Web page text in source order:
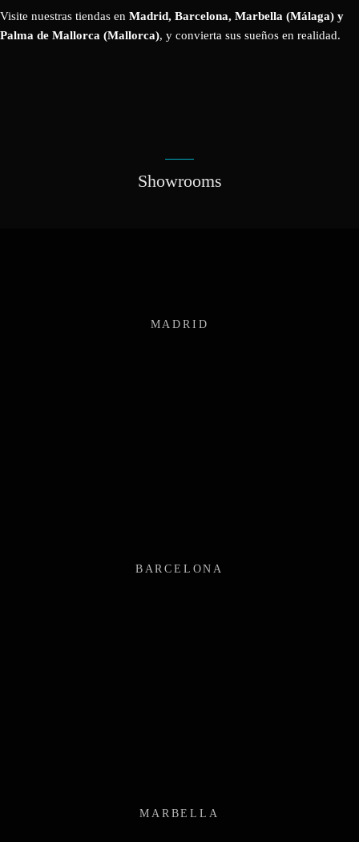
Visite nuestras tiendas en Madrid, Barcelona, Marbella (Málaga) y
Palma de Mallorca (Mallorca), y convierta sus sueños en realidad.
Showrooms
MADRID
BARCELONA
MARBELLA